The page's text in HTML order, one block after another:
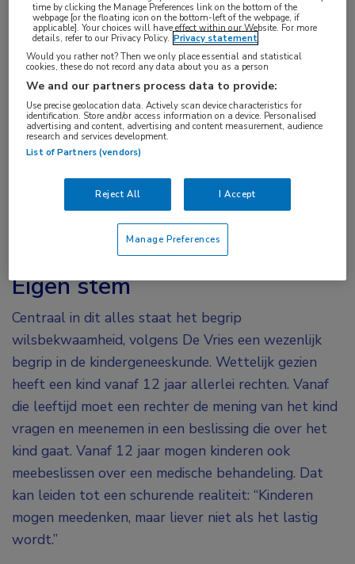
Het antwoord lijkt overduidelijk: kinderen zijn geen
kleine volwassenen, hun lichaam is anders en dat
rechtvaardigt het feit dat er specialisten voor zijn.
Maar voor De Vries is dat niet het volledige
antwoord. “Want kinderen zijn niet alleen fysiek
anders: het zijn wezens die op weg zijn naar
volwassenheid. Kinderartsen hopen dat zij zich zo
gezond mogelijk ontwikkelen, met een breed scala
aan mogelijkheden en kansen in de toekomst.
Tegelijk zijn kinderen wezens in het hier en nu, met
steeds meer een eigen mening.”
Eigen stem
Centraal in dit alles staat het begrip
wilsbekwaamheid, volgens De Vries een wezenlijk
begrip in de kindergeneeskunde. Wettelijk gezien
heeft een kind vanaf 12 jaar allerlei rechten. Vanaf
die leeftijd moet een rechter de mening van het kind
vragen en meenemen in een beslissing die over het
kind gaat. Vanaf 12 jaar mogen kinderen ook
meebeslissen over een medische behandeling. Dat
kan leiden tot een schurende realiteit: “Kinderen
mogen meedenken, maar liever niet als het lastig
wordt.”
time by clicking the Manage Preferences link on the bottom of the
webpage [or the floating icon on the bottom-left of the webpage, if
applicable]. Your choices will have effect within our Website. For more
details, refer to our Privacy Policy. Privacy statement
Would you rather not? Then we only place essential and statistical
cookies, these do not record any data about you as a person
We and our partners process data to provide:
Use precise geolocation data. Actively scan device characteristics for
identification. Store and/or access information on a device. Personalised
advertising and content, advertising and content measurement, audience
research and services development.
List of Partners (vendors)
Reject All I Accept
Manage Preferences